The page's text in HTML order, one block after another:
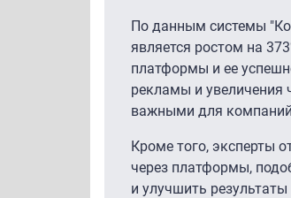
По данным системы
является ростом на
платформы и ее
рекламы и увеличения
важными для
Кроме того, эксперты
через платформы,
и улучшить